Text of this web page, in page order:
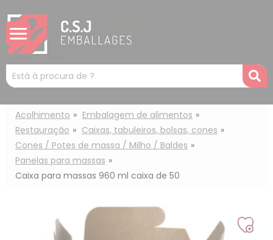
Mots
clés
:
Acolhimento
Embalagem de alimentos
Restauração
Caixas, tabuleiros, bolsas, cones
Cones / Potes de massa / Milho / Baldes
Panelas para massas
Caixa para massas 960 ml caixa de 50